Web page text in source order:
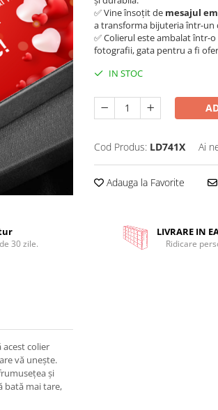
✅ Vine însoțit de mesajul
a transforma bijuteria într-un
✅ Colierul este ambalat într-o
fotografii, gata pentru a fi
IN STOC
Cod Produs: LD741X Ai
Adauga la Favorite
30 zile.
LIVRARE IN
Ridicare
colier
vă unește.
și
bată mai tare,